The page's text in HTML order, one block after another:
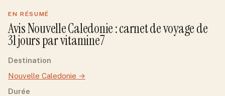
EN RÉSUMÉ
AvisNouvelle Caledonie: carnet de voyage de
31joursparvitamine7
Destination
Nouvelle Caledonie →
Durée